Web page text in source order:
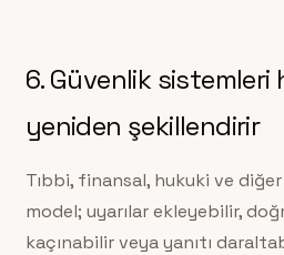
6. Güvenlik sistemleri
yeniden şekillendirir
Tıbbi, finansal, hukuki ve
model; uyarılar ekleyebilir,
kaçınabilir veya yanıtı